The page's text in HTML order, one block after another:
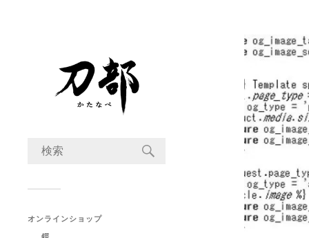
オンラインショップ